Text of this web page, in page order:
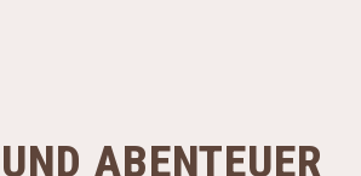
ABENTEUER